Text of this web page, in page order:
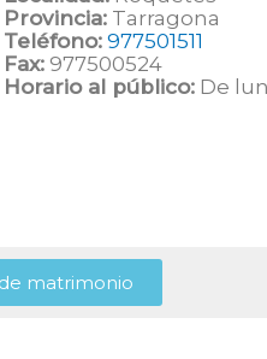
Provincia: Tarragona
Teléfono: 977501511
Fax: 977500524
Horario al público: De
matrimonio